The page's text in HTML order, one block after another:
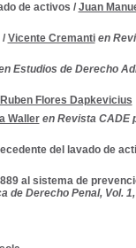
de activos / Juan
/ Vicente Cremanti en
Estudios de Derecho
Ruben Flores Dapkevicius
Waller en Revista CADE
del lavado de
al sistema de
de Derecho Penal, Vol. 1,